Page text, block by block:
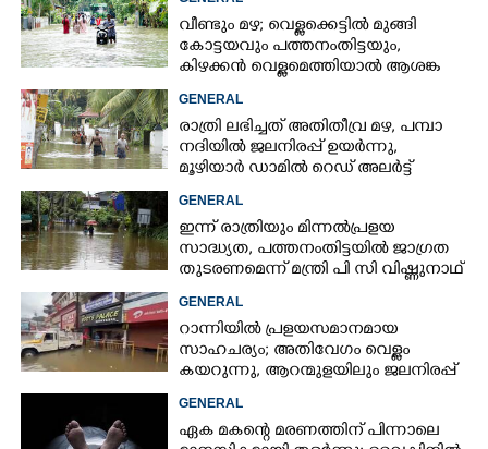
വീണ്ടും മഴ; വെള്ളക്കെട്ടിൽ മുങ്ങി
കോട്ടയവും പത്തനംതിട്ടയും,
കിഴക്കൻ വെള്ളമെത്തിയാൽ ആശങ്ക
GENERAL
രാത്രി ലഭിച്ചത് അതിതീവ്ര മഴ, പമ്പാ
നദിയിൽ ജലനിരപ്പ് ഉയർന്നു,
മൂഴിയാർ ഡാമിൽ റെഡ് അലർട്ട്
GENERAL
ഇന്ന് രാത്രിയും മിന്നൽപ്രളയ
സാദ്ധ്യത,​ പത്തനംതിട്ടയിൽ ജാഗ്രത
തുടരണമെന്ന് മന്ത്രി പി സി വിഷ്ണുനാഥ്
GENERAL
റാന്നിയിൽ പ്രളയസമാനമായ
സാഹചര്യം; അതിവേഗം വെള്ളം
കയറുന്നു, ആറന്മുളയിലും ജലനിരപ്പ്
GENERAL
ഏക മകന്റെ മരണത്തിന് പിന്നാലെ